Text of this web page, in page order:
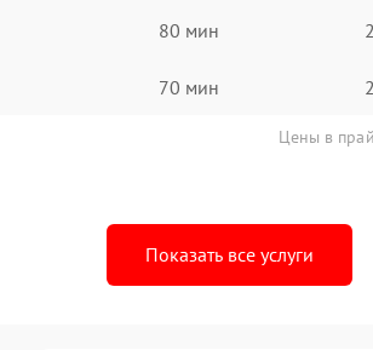
80 мин
70 мин
Цены в
Показать все услуги